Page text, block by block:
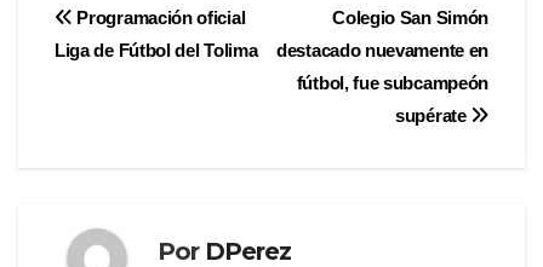
Navegación
de
Colegio San Simón
destacado nuevamente en
fútbol, fue subcampeón
supérate
Programación oficial
Liga de Fútbol del Tolima
Por DPerez